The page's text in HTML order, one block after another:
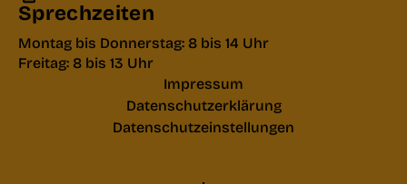
Sprechzeiten
Montag bis Donnerstag: 8 bis 14 Uhr
Freitag: 8 bis 13 Uhr
Impressum
Datenschutzerklärung
Datenschutzeinstellungen